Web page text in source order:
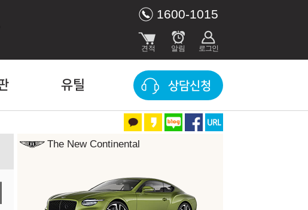
1600-1015
유틸 상담신청
외장 색상
The New Continental